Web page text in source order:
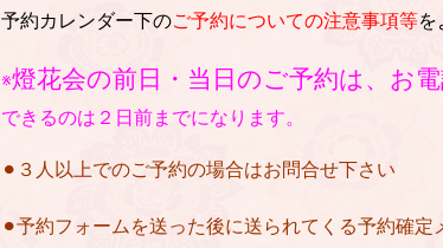
予約カレンダー下のご予約についての注意事項等を
※燈花会の前日・当日のご予約は、お
できるのは２日前までになります。
⚫︎３人以上でのご予約の場合はお問合せ下さい
⚫︎予約フォームを送った後に送られてくる予約確